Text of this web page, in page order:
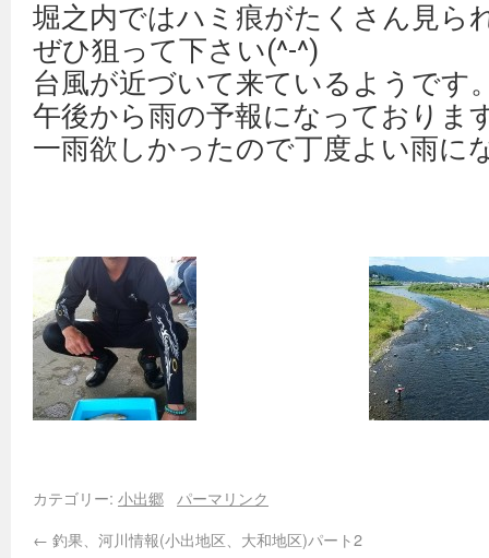
堀之内ではハミ痕がたくさん見ら
ぜひ狙って下さい(^-^)
台風が近づいて来ているようです
午後から雨の予報になっておりま
一雨欲しかったので丁度よい雨に
カテゴリー: 小出郷
パーマリンク
← 釣果、河川情報(小出地区、大和地区)パート2